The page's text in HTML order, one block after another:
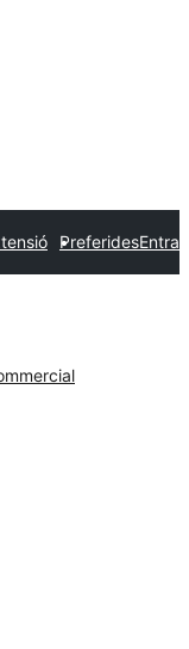
PreferidesEntra